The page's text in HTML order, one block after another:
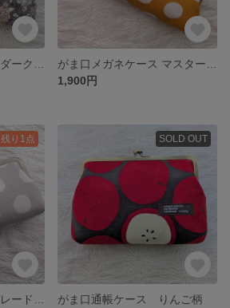
1,900円
残り1点 SOLD OUT
がま口通帳ケース りんご柄